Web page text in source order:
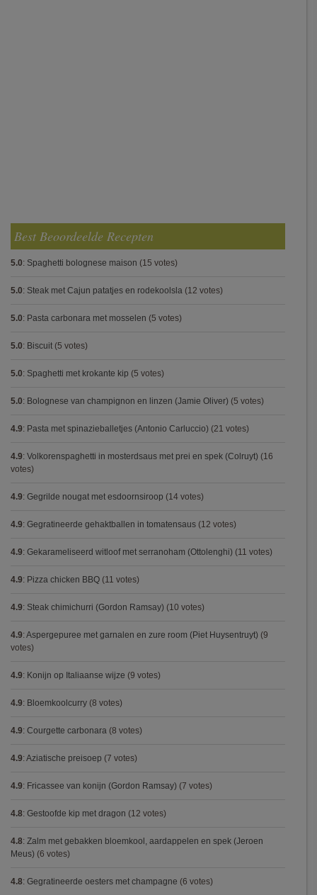
Best Beoordeelde Recepten
5.0: Spaghetti bolognese maison (15 votes)
5.0: Steak met Cajun patatjes en rodekoolsla (12 votes)
5.0: Pasta carbonara met mosselen (5 votes)
5.0: Biscuit (5 votes)
5.0: Spaghetti met krokante kip (5 votes)
5.0: Bolognese van champignon en linzen (Jamie Oliver) (5 votes)
4.9: Pasta met spinazieballetjes (Antonio Carluccio) (21 votes)
4.9: Volkorenspaghetti in mosterdsaus met prei en spek (Colruyt) (16
votes)
4.9: Gegrilde nougat met esdoornsiroop (14 votes)
4.9: Gegratineerde gehaktballen in tomatensaus (12 votes)
4.9: Gekarameliseerd witloof met serranoham (Ottolenghi) (11 votes)
4.9: Pizza chicken BBQ (11 votes)
4.9: Steak chimichurri (Gordon Ramsay) (10 votes)
4.9: Aspergepuree met garnalen en zure room (Piet Huysentruyt) (9
votes)
4.9: Konijn op Italiaanse wijze (9 votes)
4.9: Bloemkoolcurry (8 votes)
4.9: Courgette carbonara (8 votes)
4.9: Aziatische preisoep (7 votes)
4.9: Fricassee van konijn (Gordon Ramsay) (7 votes)
4.8: Gestoofde kip met dragon (12 votes)
4.8: Zalm met gebakken bloemkool, aardappelen en spek (Jeroen
Meus) (6 votes)
4.8: Gegratineerde oesters met champagne (6 votes)